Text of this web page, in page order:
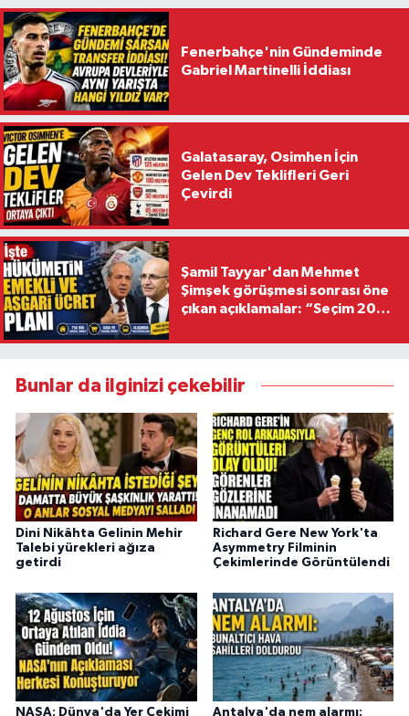
Fenerbahçe'nin Gündeminde
Gabriel Martinelli İddiası
Galatasaray, Osimhen İçin
Gelen Dev Teklifleri Geri
Çevirdi
Şamil Tayyar'dan Mehmet
Şimşek görüşmesi sonrası öne
çıkan açıklamalar: “Seçim 2028
Bunlar da ilginizi çekebilir
Dini Nikâhta Gelinin Mehir
Talebi yürekleri ağıza
getirdi
Richard Gere New York'ta
Asymmetry Filminin
Çekimlerinde Görüntülendi
NASA: Dünya'da Yer Çekimi Antalya'da nem alarmı: